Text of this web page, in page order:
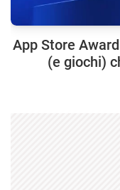
App Store
(e giochi)